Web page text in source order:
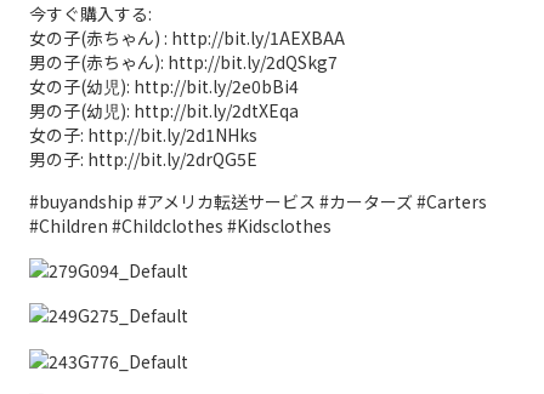
今すぐ購入する:
女の子(赤ちゃん) : http://bit.ly/1AEXBAA
男の子(赤ちゃん): http://bit.ly/2dQSkg7
女の子(幼児): http://bit.ly/2e0bBi4
男の子(幼児): http://bit.ly/2dtXEqa
女の子: http://bit.ly/2d1NHks
男の子: http://bit.ly/2drQG5E
#buyandship #アメリカ転送サービス #カーターズ #Carters
#Children #Childclothes #Kidsclothes